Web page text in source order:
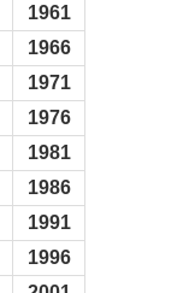
1961
1966
1971
1976
1981
1986
1991
1996